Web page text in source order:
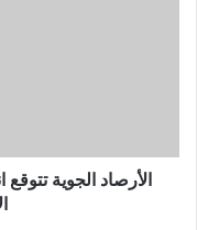
الأرصاد الجوية